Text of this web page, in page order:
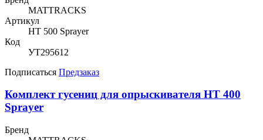
MATTRACKS
Артикул
HT 500 Sprayer
Код
УТ295612
Подписаться Предзаказ
Комплект гусениц для опрыскивателя HT 400
Sprayer
Бренд